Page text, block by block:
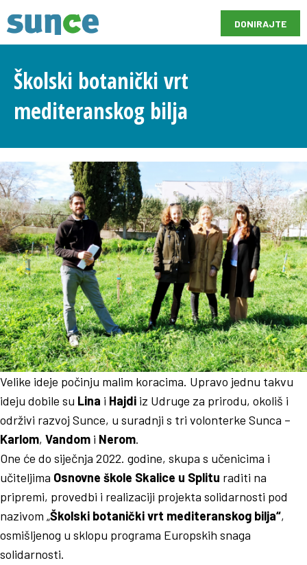
DONIRAJTE
Školski botanički vrt
mediteranskog bilja
Velike ideje počinju malim koracima. Upravo jednu takvu
ideju dobile su Lina i Hajdi iz Udruge za prirodu, okoliš i
održivi razvoj Sunce, u suradnji s tri volonterke Sunca –
Karlom, Vandom i Nerom.
One će do siječnja 2022. godine, skupa s učenicima i
učiteljima Osnovne škole Skalice u Splitu raditi na
pripremi, provedbi i realizaciji projekta solidarnosti pod
nazivom „Školski botanički vrt mediteranskog bilja“,
osmišljenog u sklopu programa Europskih snaga
solidarnosti.